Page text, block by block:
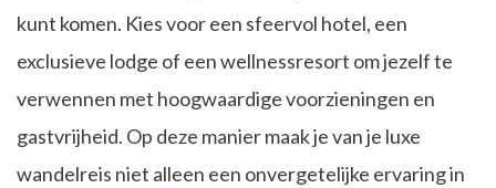
kunt komen. Kies voor een sfeervol hotel, een
exclusieve lodge of een wellnessresort om jezelf te
verwennen met hoogwaardige voorzieningen en
gastvrijheid. Op deze manier maak je van je luxe
wandelreis niet alleen een onvergetelijke ervaring in